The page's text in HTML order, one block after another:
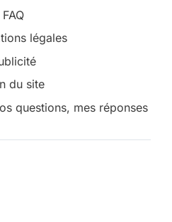
FAQ
légales
du site
questions, mes réponses